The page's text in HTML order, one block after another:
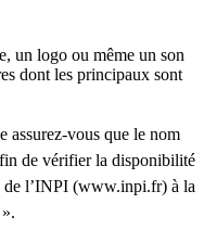
un logo ou même un son
dont les principaux sont
assurez-vous que le nom
de vérifier la disponibilité
de l’INPI (www.inpi.fr) à la